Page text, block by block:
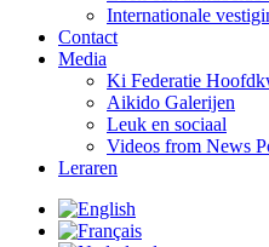
Internationale
Contact
Media
Ki Federatie
Aikido Galerijen
Leuk en sociaal
Videos from News
Leraren